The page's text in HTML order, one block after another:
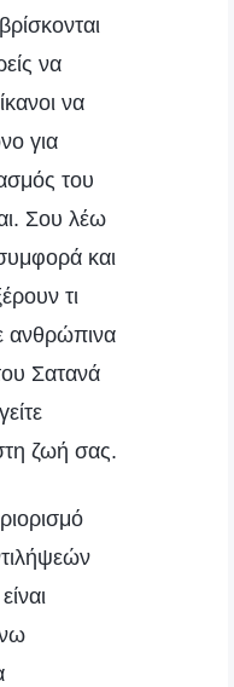
να
να
για
του
Σου λέω
και
τι
ανθρώπινα
Σατανά
ζωή σας.